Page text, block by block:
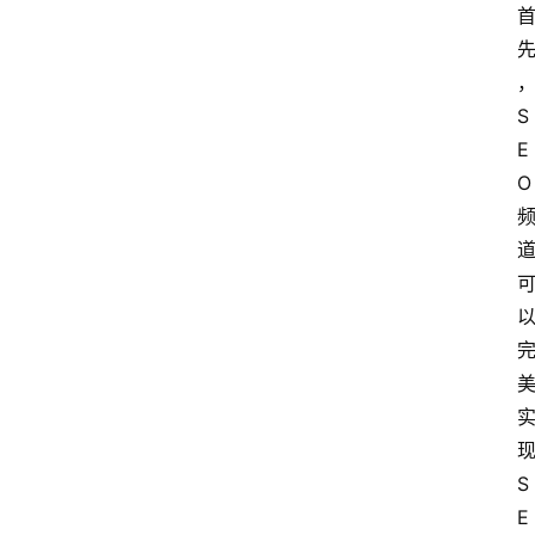
首
先
，
S
E
O
频
道
可
以
完
美
实
现
S
E